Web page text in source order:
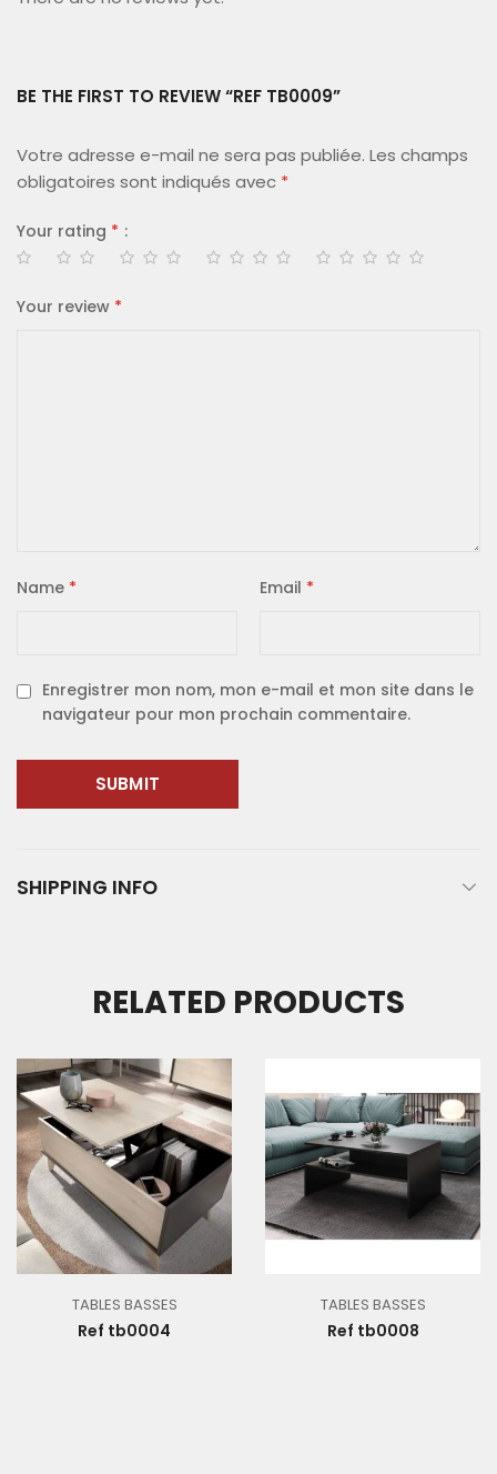
BE THE FIRST TO REVIEW “REF TB0009”
Votre adresse e-mail ne sera pas publiée. Les champs
obligatoires sont indiqués avec *
Your rating *
Your review *
Name * Email *
Enregistrer mon nom, mon e-mail et mon site dans le
navigateur pour mon prochain commentaire.
SHIPPING INFO
RELATED PRODUCTS
TABLES BASSES
Ref tb0004
TABLES BASSES
Ref tb0008